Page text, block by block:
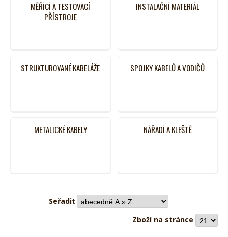
MĚŘÍCÍ A TESTOVACÍ
PŘÍSTROJE
INSTALAČNÍ MATERIÁL
STRUKTUROVANÉ KABELÁŽE SPOJKY KABELŮ A VODIČŮ
METALICKÉ KABELY NÁŘADÍ A KLEŠTĚ
Seřadit
Zboží na stránce